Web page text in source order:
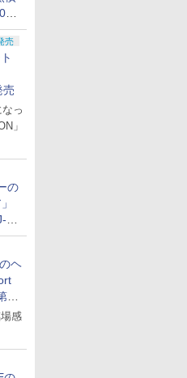
売
売
っ
」
の
ッ
ヘ
で
感